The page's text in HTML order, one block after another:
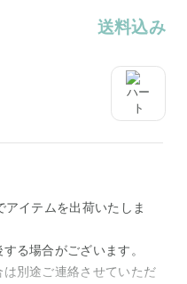
送料込み
イテムを出荷いたしま
る場合がございます。
別途ご連絡させていただ